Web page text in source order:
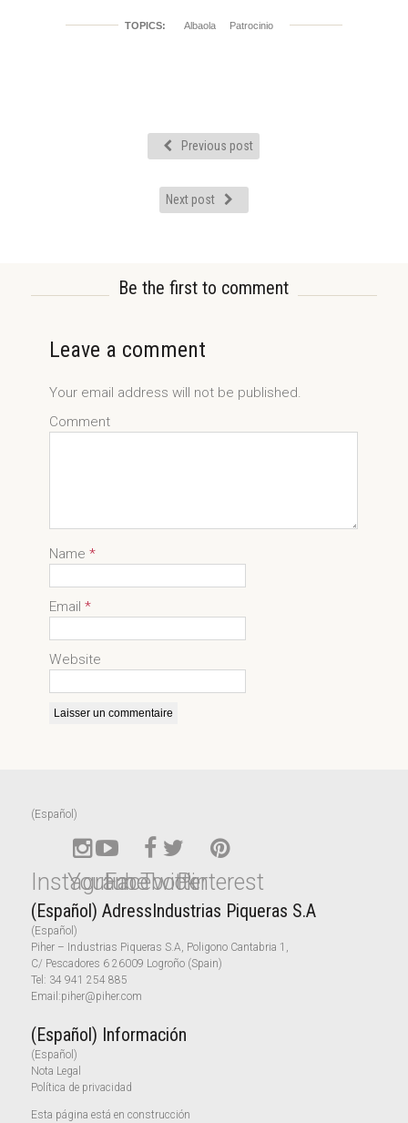
TOPICS: Albaola Patrocinio
Previous post
Next post
Be the first to comment
Leave a comment
Your email address will not be published.
Comment
Name *
Email *
Website
(Español)
Instagram
Youtube
Facebook
TwitterPinterest
(Español) AdressIndustrias Piqueras S.A
(Español)
Piher – Industrias Piqueras S.A, Poligono Cantabria 1,
C/ Pescadores 6 26009 Logroño (Spain)
Tel: 34 941 254 885
Email:piher@piher.com
(Español) Información
(Español)
Nota Legal
Política de privacidad
Esta página está en construcción